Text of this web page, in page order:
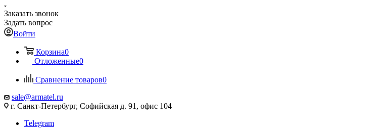
Заказать звонок
Задать вопрос
Войти
Корзина0
Отложенные0
Сравнение товаров0
sale@armatel.ru
г. Санкт-Петербург, Софийская д. 91, офис 104
Telegram